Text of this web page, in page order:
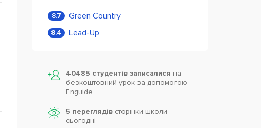
8.7 Green Country
8.4 Lead-Up
40485 студентів записалися на
безкоштовний урок за допомогою
Enguide
5 переглядівсторінки школи
cьогодні